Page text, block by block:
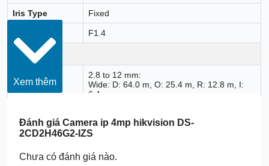
Iris Type Fixed
F1.4
DORI
DORI
2.8 to 12 mm:
Wide: D: 64.0 m, O: 25.4 m, R: 12.8 m, I:
6.4 m
Illuminator
Supplement
IR
Xem thêm
Đánh giáCamera ip 4mp hikvision DS-
2CD2H46G2-IZS
Chưa có đánh giá nào.